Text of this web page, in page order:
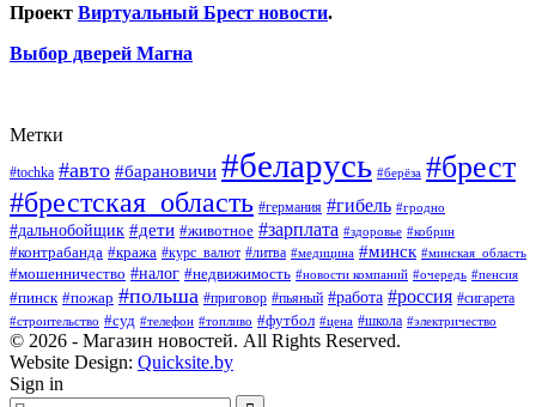
Проект Виртуальный Брест новости.
Выбор дверей Магна
Метки
#tochka #авто #барановичи #беларусь #берёза #брест
#брестская_область #германия #гибель #гродно
#дальнобойщик #дети #животное #зарплата #здоровье #кобрин
#контрабанда #кража #курс_валют #литва #медицина #минск #минская_область
#мошенничество #налог #недвижимость #новости компаний #очередь #пенсия
#пинск #пожар #польша #приговор #пьяный #работа #россия #сигарета
#строительство #суд #телефон #топливо #футбол #цена #школа #электричество
© 2026 - Магазин новостей. All Rights Reserved.
Website Design: Quicksite.by
Sign in